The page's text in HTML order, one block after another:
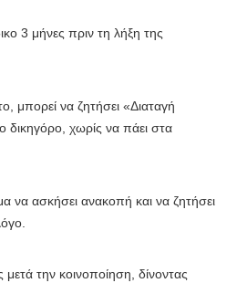
3 μήνες πριν τη λήξη της
μπορεί να ζητήσει «Διαταγή
χωρίς να πάει στα
να ασκήσει ανακοπή και να ζητήσει
μετά την κοινοποίηση, δίνοντας